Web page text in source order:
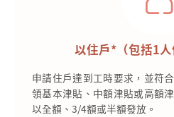
以住戶*（包括1
申請住戶達到工時要求，並符
領基本津貼、中額津貼或高額
以全額、3/4額或半額發放。